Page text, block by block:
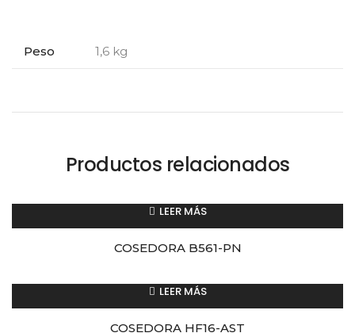
Peso 1,6 kg
Productos relacionados
LEER MÁS
COSEDORA B561-PN
LEER MÁS
COSEDORA HF16-AST